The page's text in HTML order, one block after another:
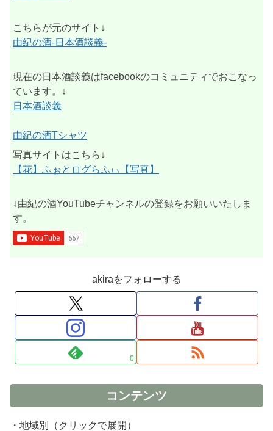
こちらが元のサイト↓
由紀の酒-日本酒談義-
現在の日本酒談義はfacebookのコミュニティでおこなっ
ています。↓
日本酒談義
由紀の酒Tシャツ
写真サイトはこちら↓
【花】ふぉとログらふぃ【写真】
↓由紀の酒YouTubeチャンネルの登録をお願いいたしま
す。
akiraをフォローする
0
コンテンツ
・地域別（クリックで展開）